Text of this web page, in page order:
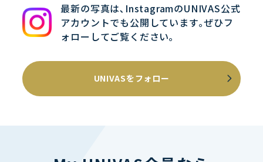
最新の写真は､InstagramのUNIVAS公式
アカウントでも公開しています｡ぜひフ
ォローしてご覧ください｡
UNIVASをフォロー